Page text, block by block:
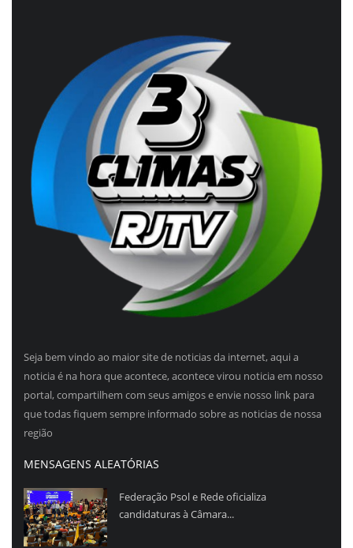
Seja bem vindo ao maior site de noticias da internet, aqui a
noticia é na hora que acontece, acontece virou noticia em nosso
portal, compartilhem com seus amigos e envie nosso link para
que todas fiquem sempre informado sobre as noticias de nossa
região
MENSAGENS ALEATÓRIAS
Federação Psol e Rede oficializa
candidaturas à Câmara...